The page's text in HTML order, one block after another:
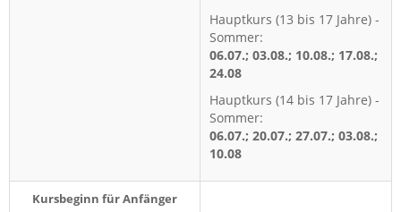
Hauptkurs (13 bis 17 Jahre) -
Sommer:
06.07.; 03.08.; 10.08.; 17.08.;
24.08
Hauptkurs (14 bis 17 Jahre) -
Sommer:
06.07.; 20.07.; 27.07.; 03.08.;
10.08
Kursbeginn für Anfänger